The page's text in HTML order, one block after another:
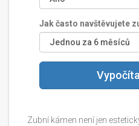
Jak často navštěvujete
Zubní kámen není jen